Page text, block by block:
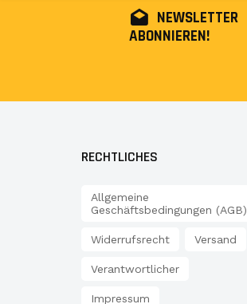
NEWSLETTER
ABONNIEREN!
RECHTLICHES
Allgemeine
Geschäftsbedingungen (AGB)
Widerrufsrecht Versand
Verantwortlicher
Impressum